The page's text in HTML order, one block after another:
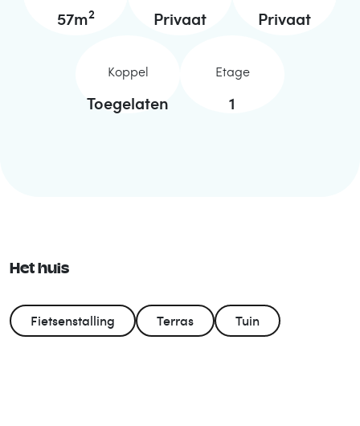
57m2 Privaat Privaat
Koppel
Toegelaten
Etage
1
Het huis
Fietsenstalling Terras Tuin